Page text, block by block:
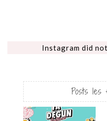
Instagram did
Posts les